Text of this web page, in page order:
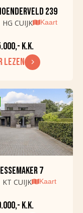
239
CUIJK Kaart
K.K.
LEZEN
7
CUIJK Kaart
K.K.